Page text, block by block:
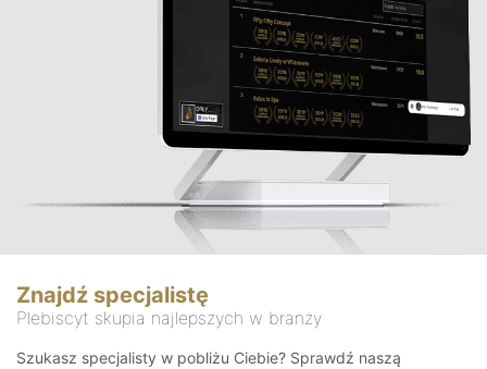
Znajdź specjalistę
Plebiscyt skupia najlepszych w branży
Szukasz specjalisty w pobliżu Ciebie? Sprawdź naszą